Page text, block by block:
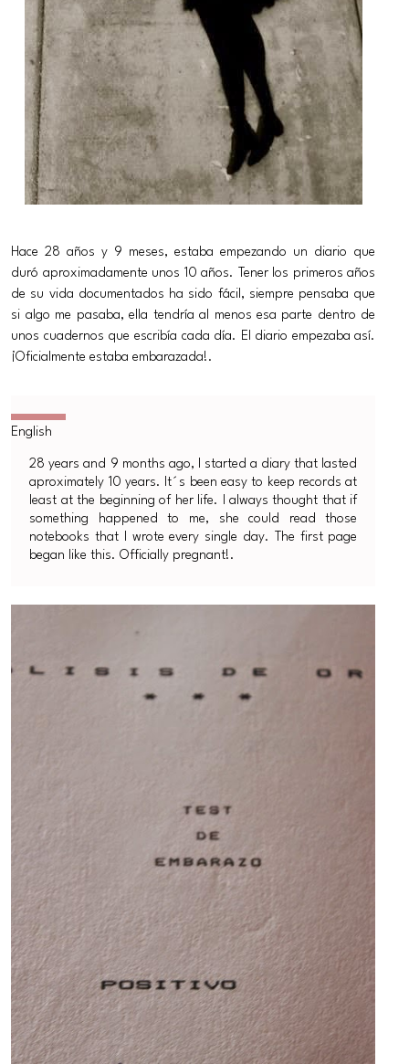
Hace 28 años y 9 meses, estaba empezando un diario que
duró aproximadamente unos 10 años. Tener los primeros años
de su vida documentados ha sido fácil, siempre pensaba que
si algo me pasaba, ella tendría al menos esa parte dentro de
unos cuadernos que escribía cada día. El diario empezaba así.
¡Oficialmente estaba embarazada!.
28 years and 9 months ago, I started a diary that lasted
aproximately 10 years. It´s been easy to keep records at
least at the beginning of her life. I always thought that if
something happened to me, she could read those
notebooks that I wrote every single day. The first page
began like this. Officially pregnant!.